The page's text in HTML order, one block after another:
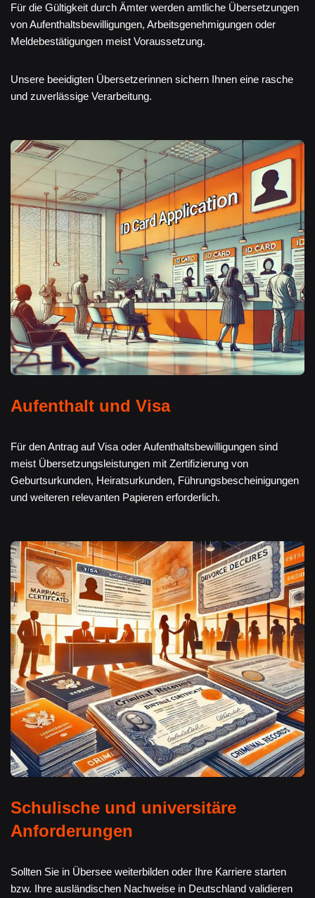
Für die Gültigkeit durch Ämter werden amtliche Übersetzungen
von Aufenthaltsbewilligungen, Arbeitsgenehmigungen oder
Meldebestätigungen meist Voraussetzung.
Unsere beeidigten Übersetzerinnen sichern Ihnen eine rasche
und zuverlässige Verarbeitung.
Aufenthalt und Visa
Für den Antrag auf Visa oder Aufenthaltsbewilligungen sind
meist Übersetzungsleistungen mit Zertifizierung von
Geburtsurkunden, Heiratsurkunden, Führungsbescheinigungen
und weiteren relevanten Papieren erforderlich.
Schulische und universitäre
Anforderungen
Sollten Sie in Übersee weiterbilden oder Ihre Karriere starten
bzw. Ihre ausländischen Nachweise in Deutschland validieren